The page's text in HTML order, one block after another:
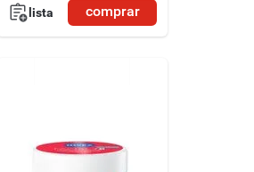
lista comprar